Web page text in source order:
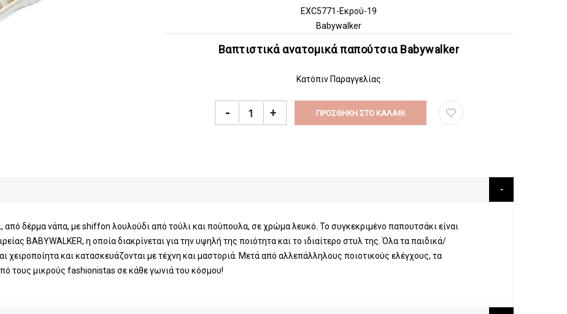
EXC5771-Εκρού-19
Babywalker
Βαπτιστικά ανατομικά παπούτσια Babywalker
Κατόπιν Παραγγελίας
- + ΠΡΟΣΘΉΚΗ ΣΤΟ ΚΑΛΆΘΙ
από δέρμα νάπα, με shiffon λουλούδι από τούλι και πούπουλα, σε χρώμα λευκό. Το συγκεκριμένο παπουτσάκι είναι
BABYWALKER, η οποία διακρίνεται για την υψηλή της ποιότητα και το ιδιαίτερο στυλ της. Όλα τα παιδικά/
χειροποίητα και κατασκευάζονται με τέχνη και μαστοριά. Μετά από αλλεπάλληλους ποιοτικούς ελέγχους, τα
τους μικρούς fashionistas σε κάθε γωνιά του κόσμου!